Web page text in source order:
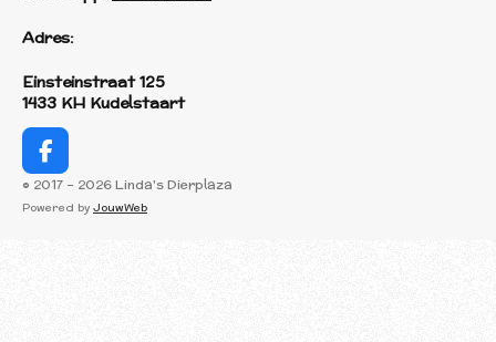
Adres:
Einsteinstraat 125
1433 KH Kudelstaart
F
a
c
© 2017 - 2026 Linda's Dierplaza
Powered by JouwWeb